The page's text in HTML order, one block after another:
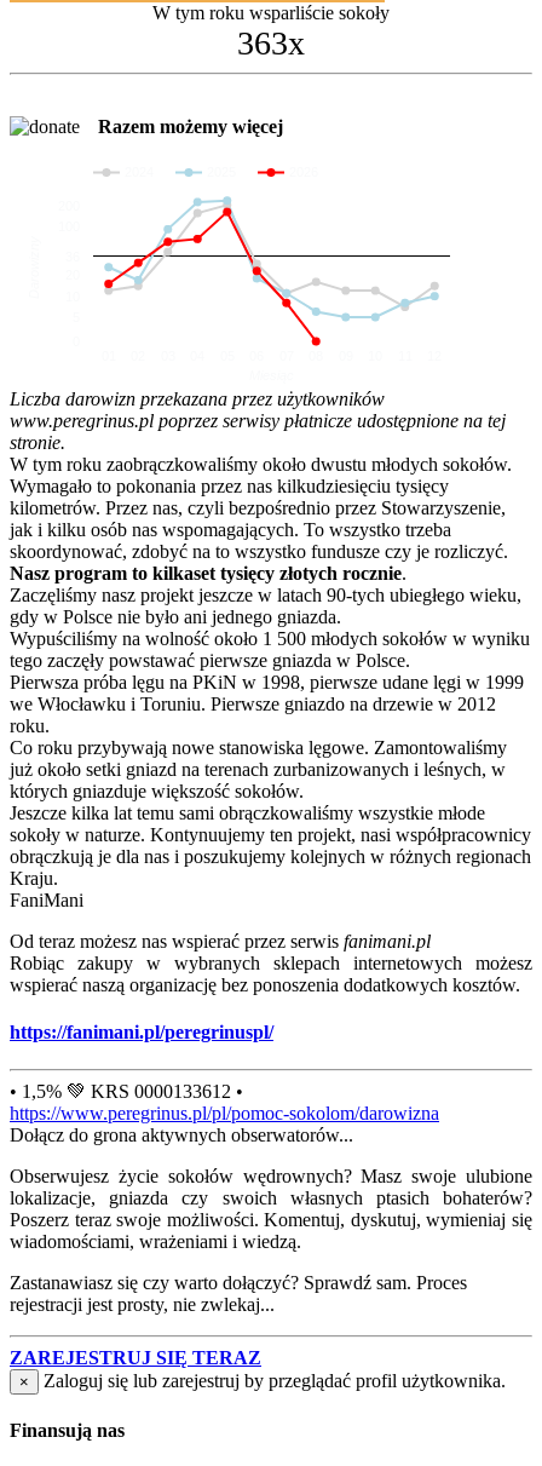
W tym roku wsparliście sokoły
363x
Razem możemy więcej
Liczba darowizn przekazana przez użytkowników
www.peregrinus.pl poprzez serwisy płatnicze udostępnione na tej
stronie.
W tym roku zaobrączkowaliśmy około dwustu młodych sokołów.
Wymagało to pokonania przez nas kilkudziesięciu tysięcy
kilometrów. Przez nas, czyli bezpośrednio przez Stowarzyszenie,
jak i kilku osób nas wspomagających. To wszystko trzeba
skoordynować, zdobyć na to wszystko fundusze czy je rozliczyć.
Nasz program to kilkaset tysięcy złotych rocznie.
Zaczęliśmy nasz projekt jeszcze w latach 90-tych ubiegłego wieku,
gdy w Polsce nie było ani jednego gniazda.
Wypuściliśmy na wolność około 1 500 młodych sokołów w wyniku
tego zaczęły powstawać pierwsze gniazda w Polsce.
Pierwsza próba lęgu na PKiN w 1998, pierwsze udane lęgi w 1999
we Włocławku i Toruniu. Pierwsze gniazdo na drzewie w 2012
roku.
Co roku przybywają nowe stanowiska lęgowe. Zamontowaliśmy
już około setki gniazd na terenach zurbanizowanych i leśnych, w
których gniazduje większość sokołów.
Jeszcze kilka lat temu sami obrączkowaliśmy wszystkie młode
sokoły w naturze. Kontynuujemy ten projekt, nasi współpracownicy
obrączkują je dla nas i poszukujemy kolejnych w różnych regionach
Kraju.
FaniMani
Od teraz możesz nas wspierać przez serwis fanimani.pl
Robiąc zakupy w wybranych sklepach internetowych możesz
wspierać naszą organizację bez ponoszenia dodatkowych kosztów.
https://fanimani.pl/peregrinuspl/
• 1,5% 💚 KRS 0000133612 •
https://www.peregrinus.pl/pl/pomoc-sokolom/darowizna
Dołącz do grona aktywnych obserwatorów...
Obserwujesz życie sokołów wędrownych? Masz swoje ulubione
lokalizacje, gniazda czy swoich własnych ptasich bohaterów?
Poszerz teraz swoje możliwości. Komentuj, dyskutuj, wymieniaj się
wiadomościami, wrażeniami i wiedzą.
Zastanawiasz się czy warto dołączyć? Sprawdź sam. Proces
rejestracji jest prosty, nie zwlekaj...
ZAREJESTRUJ SIĘ TERAZ
× Zaloguj się lub zarejestruj by przeglądać profil użytkownika.
Finansują nas